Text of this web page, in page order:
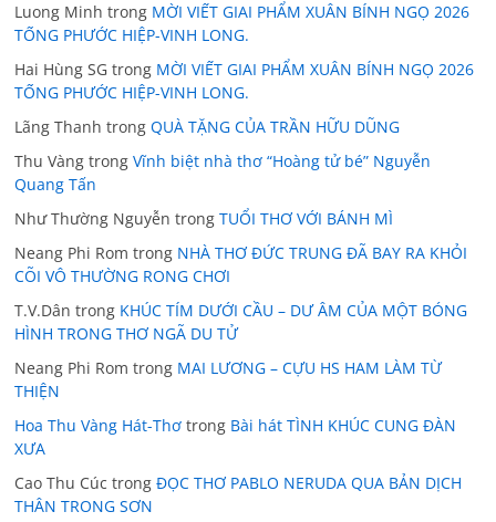
Luong Minh trong MỜI VIẾT GIAI PHẨM XUÂN BÍNH NGỌ 2026
TỐNG PHƯỚC HIỆP-VINH LONG.
Hai Hùng SG trong MỜI VIẾT GIAI PHẨM XUÂN BÍNH NGỌ 2026
TỐNG PHƯỚC HIỆP-VINH LONG.
Lãng Thanh trongQUÀ TẶNG CỦA TRẦN HỮU DŨNG
Thu Vàng trongVĩnh biệt nhà thơ “Hoàng tử bé” Nguyễn
Quang Tấn
Như Thường Nguyễn trongTUỔI THƠ VỚI BÁNH MÌ
Neang Phi Rom trong NHÀ THƠ ĐỨC TRUNG ĐÃ BAY RA KHỎI
CÕI VÔ THƯỜNG RONG CHƠI
T.V.Dân trong KHÚC TÍM DƯỚI CẦU – DƯ ÂM CỦA MỘT BÓNG
HÌNH TRONG THƠ NGÃ DU TỬ
Neang Phi Rom trong MAI LƯƠNG – CỰU HS HAM LÀM TỪ
THIỆN
Hoa Thu Vàng Hát-Thơ trong Bài hát TÌNH KHÚC CUNG ĐÀN
XƯA
Cao Thu Cúc trongĐỌC THƠ PABLO NERUDA QUA BẢN DỊCH
THÂN TRONG SƠN